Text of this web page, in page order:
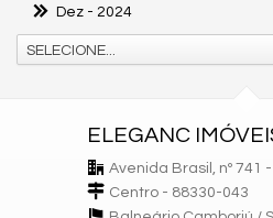
Dez - 2024
SELECIONE...
ELEGANC
Avenida Brasil, nº 741
Centro - 88330-043